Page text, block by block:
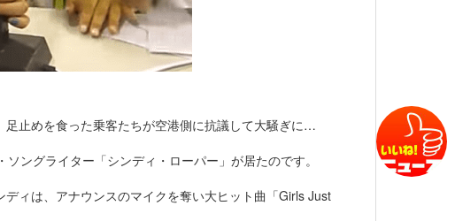
止めを食った乗客たちが空港側に抗議して大騒ぎに…
ングライター「シンディ・ローパー」が居たのです。
ィは、アナウンスのマイクを奪い大ヒット曲「Girls Just